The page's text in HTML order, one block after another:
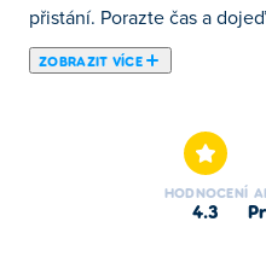
přistání. Porazte čas a
ZOBRAZIT VÍCE
plné ramp, překážek a
ze 7 jedinečných kol a
Předveďte nějaké odvážné
HODNOCENÍ
4.3